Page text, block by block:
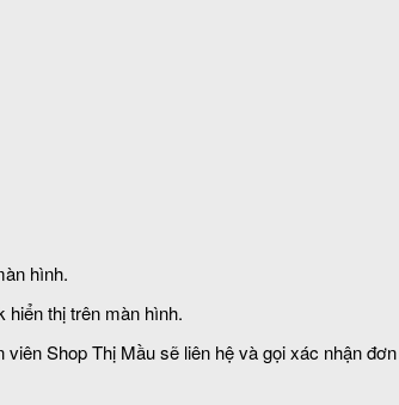
hình.
hiển thị trên màn hình.
Shop Thị Mầu sẽ liên hệ và gọi xác nhận